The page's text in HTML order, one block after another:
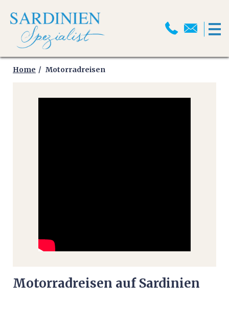
MOTORRADREISEN
MOTORRADPROGRAMM
Home Motorradreisen
Motorradreisen auf Sardinien